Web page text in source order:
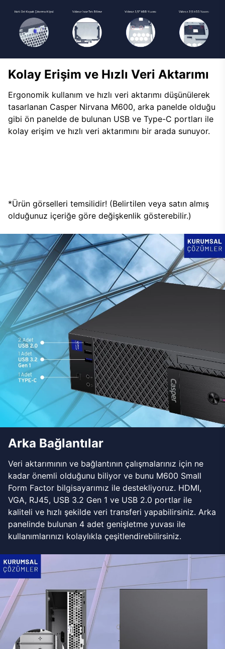
Kolay Erişim ve Hızlı Veri Aktarımı
Ergonomik kullanım ve hızlı veri aktarımı düşünülerek
tasarlanan Casper Nirvana M600, arka panelde olduğu
gibi ön panelde de bulunan USB ve Type-C portları ile
kolay erişim ve hızlı veri aktarımını bir arada sunuyor.
*Ürün görselleri temsilidir! (Belirtilen veya satın almış
olduğunuz içeriğe göre değişkenlik gösterebilir.)
Arka Bağlantılar
Veri aktarımının ve bağlantının çalışmalarınız için ne
kadar önemli olduğunu biliyor ve bunu M600 Small
Form Factor bilgisayarımız ile destekliyoruz. HDMI,
VGA, RJ45, USB 3.2 Gen 1 ve USB 2.0 portlar ile
kaliteli ve hızlı şekilde veri transferi yapabilirsiniz. Arka
panelinde bulunan 4 adet genişletme yuvası ile
kullanımlarınızı kolaylıkla çeşitlendirebilirsiniz.